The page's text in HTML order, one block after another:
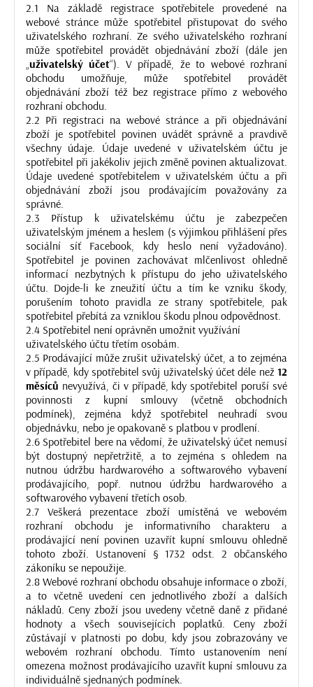
2.1 Na základě registrace spotřebitele provedené na
webové stránce může spotřebitel přistupovat do svého
uživatelského rozhraní. Ze svého uživatelského rozhraní
může spotřebitel provádět objednávání zboží (dále jen
„uživatelský účet“). V případě, že to webové rozhraní
obchodu umožňuje, může spotřebitel provádět
objednávání zboží též bez registrace přímo z webového
rozhraní obchodu.
2.2 Při registraci na webové stránce a při objednávání
zboží je spotřebitel povinen uvádět správně a pravdivě
všechny údaje. Údaje uvedené v uživatelském účtu je
spotřebitel při jakékoliv jejich změně povinen aktualizovat.
Údaje uvedené spotřebitelem v uživatelském účtu a při
objednávání zboží jsou prodávajícím považovány za
správné.
2.3 Přístup k uživatelskému účtu je zabezpečen
uživatelským jménem a heslem (s výjimkou přihlášení přes
sociální síť Facebook, kdy heslo není vyžadováno).
Spotřebitel je povinen zachovávat mlčenlivost ohledně
informací nezbytných k přístupu do jeho uživatelského
účtu. Dojde-li ke zneužití účtu a tím ke vzniku škody,
porušením tohoto pravidla ze strany spotřebitele, pak
spotřebitel přebítá za vzniklou škodu plnou odpovědnost.
2.4 Spotřebitel není oprávněn umožnit využívání
uživatelského účtu třetím osobám.
2.5 Prodávající může zrušit uživatelský účet, a to zejména
v případě, kdy spotřebitel svůj uživatelský účet déle než 12
měsíců nevyužívá, či v případě, kdy spotřebitel poruší své
povinnosti z kupní smlouvy (včetně obchodních
podmínek), zejména když spotřebitel neuhradí svou
objednávku, nebo je opakovaně s platbou v prodlení.
2.6 Spotřebitel bere na vědomí, že uživatelský účet nemusí
být dostupný nepřetržitě, a to zejména s ohledem na
nutnou údržbu hardwarového a softwarového vybavení
prodávajícího, popř. nutnou údržbu hardwarového a
softwarového vybavení třetích osob.
2.7 Veškerá prezentace zboží umístěná ve webovém
rozhraní obchodu je informativního charakteru a
prodávající není povinen uzavřít kupní smlouvu ohledně
tohoto zboží. Ustanovení § 1732 odst. 2 občanského
zákoníku se nepoužije.
2.8 Webové rozhraní obchodu obsahuje informace o zboží,
a to včetně uvedení cen jednotlivého zboží a dalších
nákladů. Ceny zboží jsou uvedeny včetně daně z přidané
hodnoty a všech souvisejících poplatků. Ceny zboží
zůstávají v platnosti po dobu, kdy jsou zobrazovány ve
webovém rozhraní obchodu. Tímto ustanovením není
omezena možnost prodávajícího uzavřít kupní smlouvu za
individuálně sjednaných podmínek.